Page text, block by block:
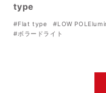
type
#Flat type
#LOW
#ボラードライト